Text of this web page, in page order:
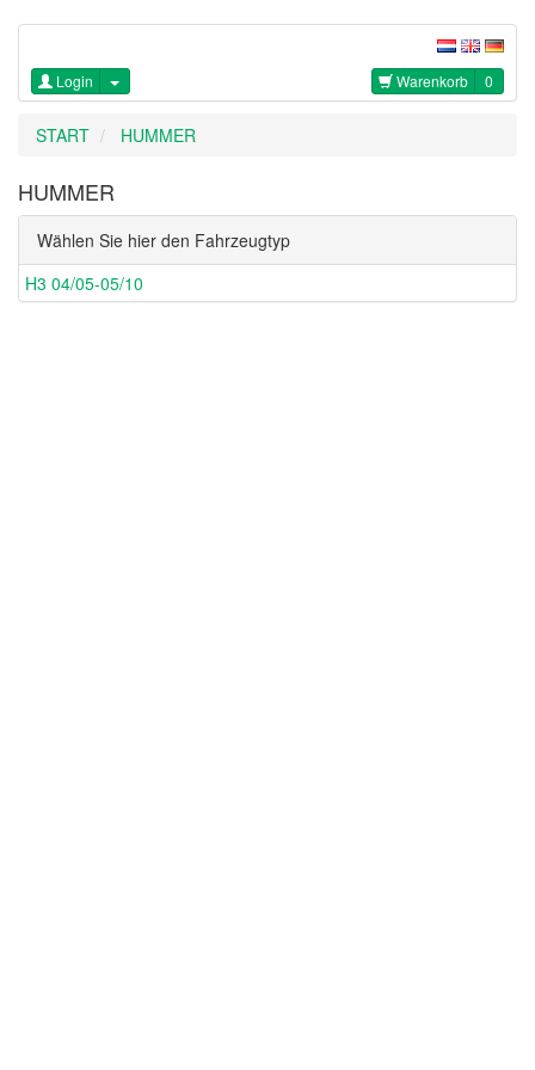
Login Warenkorb 0
START HUMMER
HUMMER
Wählen Sie hier den Fahrzeugtyp
H3 04/05-05/10